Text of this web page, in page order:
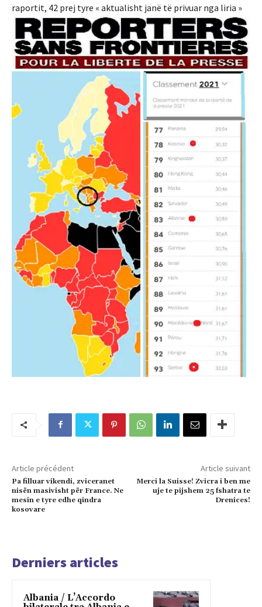
raportit, 42 prej tyre « aktualisht janë të privuar nga liria »
Article précédent
Pa filluar vikendi, zviceranet
nisën masivisht për France. Ne
mesin e tyre edhe qindra
kosovare
Article suivant
Merci la Suisse! Zvicra i ben me
uje te pijshem 25 fshatra te
Drenices!
Derniers articles
Albania / L’Accordo